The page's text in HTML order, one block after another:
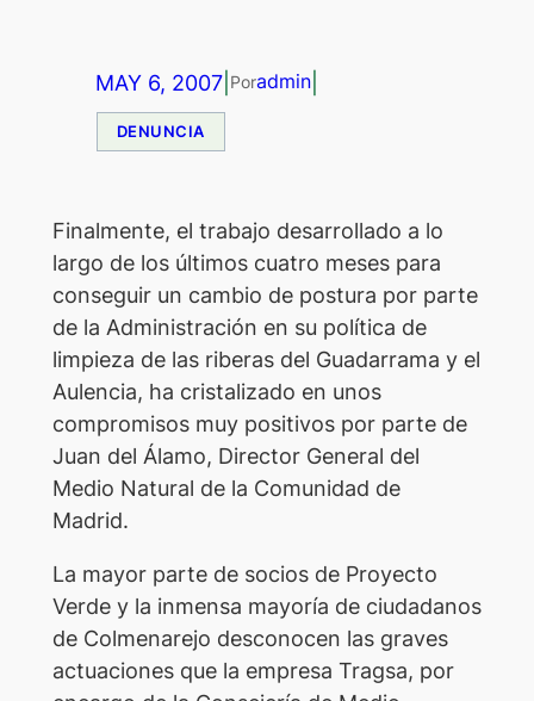
MAY 6, 2007| Poradmin|
DENUNCIA
Finalmente, el trabajo desarrollado a lo
largo de los últimos cuatro meses para
conseguir un cambio de postura por parte
de la Administración en su política de
limpieza de las riberas del Guadarrama y el
Aulencia, ha cristalizado en unos
compromisos muy positivos por parte de
Juan del Álamo, Director General del
Medio Natural de la Comunidad de
Madrid.
La mayor parte de socios de Proyecto
Verde y la inmensa mayoría de ciudadanos
de Colmenarejo desconocen las graves
actuaciones que la empresa Tragsa, por